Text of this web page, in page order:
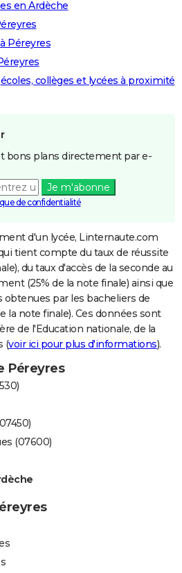
en Ardèche
Péreyres
écoles, collèges et lycées à proximité
bons plans directement par e-
Je m'abonne
de confidentialité
d'un lycée, Linternaute.com
tient compte du taux de réussite
du taux d'accès de la seconde au
(25% de la note finale) ainsi que
par les bacheliers de
la note finale). Ces données sont
de l'Education nationale, de la
(voir ici pour plus d'informations).
Péreyres
(07600)